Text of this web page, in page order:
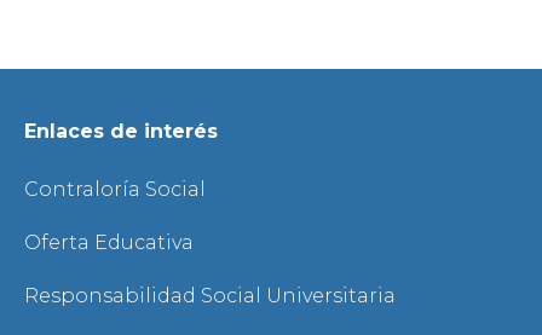
Enlaces de interés
Contraloría Social
Oferta Educativa
Responsabilidad Social Universitaria